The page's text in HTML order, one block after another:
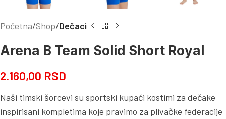
Početna Shop Dečaci
Arena B Team Solid Short Royal
2.160,00 RSD
Naši timski šorcevi su sportski kupaći kostimi za dečake
inspirisani kompletima koje pravimo za plivačke federacije